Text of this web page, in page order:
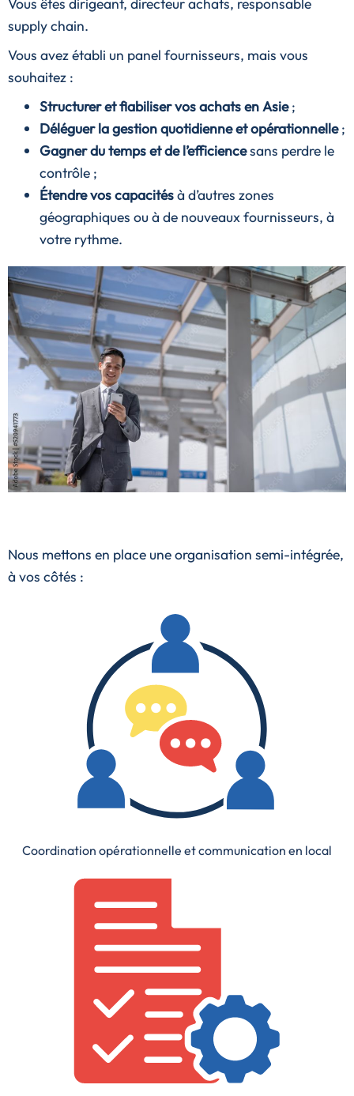
Vous êtes dirigeant, directeur achats, responsable
supply chain.
Vous avez établi un panel fournisseurs, mais vous
souhaitez :
Structurer et fiabiliser vos achats en Asie;
Déléguer la gestion quotidienne et opérationnelle;
Gagner du temps et de l’efficiencesans perdre le
contrôle ;
Étendre vos capacitésà d’autres zones
géographiques ou à de nouveaux fournisseurs, à
votre rythme.
Nous mettons en place uneorganisation semi-intégrée,
à vos côtés :
Coordination opérationnelle et communication en local